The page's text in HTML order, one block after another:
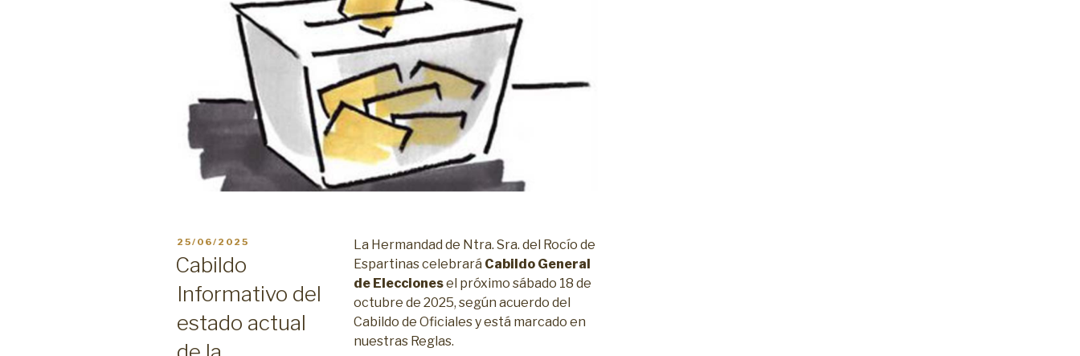
La Hermandad de Ntra. Sra. del Rocío de
Espartinas celebrará Cabildo General
de Eleccionesel próximo sábado 18 de
octubre de 2025, según acuerdo del
Cabildo de Oficiales y está marcado en
nuestras Reglas.
PUBLICADO
25/06/2025
Cabildo
Informativo del
estado actual